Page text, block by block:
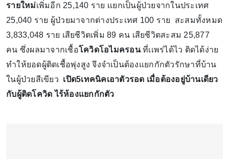
รายใหม่เพิ่มอีก 25,140 ราย เเยกเป็นผู้ป่วยจากในประเทศ
25,040 ราย ผู้ป่วยมาจากต่างประเทศ 100 ราย สะสมทั้งหมด
3,833,048 ราย เสียชีวิตเพิ่ม 89 คน เสียชีวิตสะสม 25,877
คน ซึ่งผลมาจากเชื้อโควิดโอไมครอนที่เเพร่ได้ไว ติดได้ง่าย
ทำให้ยอดผู้ติดเชื้อพุ่งสูง จึงจำเป็นต้องเเยกกักตัวรักษาที่บ้าน
ในผู้ป่วยสีเขียว เปิด5เทคนิคเอาตัวรอด เมื่อต้องอยู่บ้านเดียว
กับผู้ติดโควิด ไร้ห้องแยกกักตัว